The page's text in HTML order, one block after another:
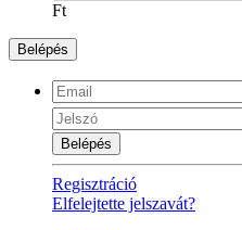
Ft
Belépés
Belépés
Regisztráció
Elfelejtette jelszavát?